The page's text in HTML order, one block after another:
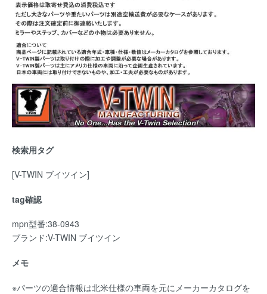
検索用タグ
[V-TWIN ブイツイン]
tag確認
mpn型番:38-0943
ブランド:V-TWIN ブイツイン
メモ
※パーツの適合情報は北米仕様の車両を元にメーカーカタログを